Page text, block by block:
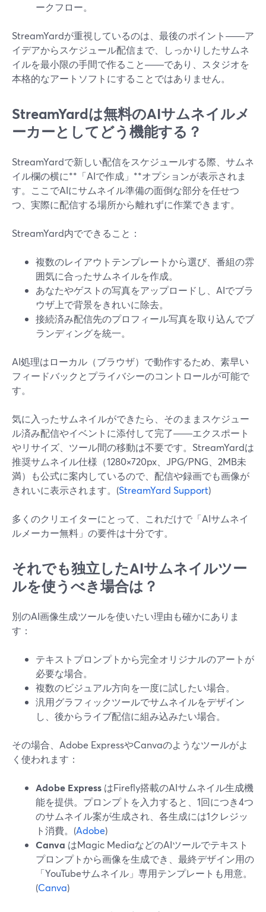
ークフロー。
StreamYardが重視しているのは、最後のポイント――ア
イデアからスケジュール配信まで、しっかりしたサムネ
イルを最小限の手間で作ること――であり、スタジオを
本格的なアートソフトにすることではありません。
StreamYardは無料のAIサムネイルメ
ーカーとしてどう機能する？
StreamYardで新しい配信をスケジュールする際、サムネ
イル欄の横に**「AIで作成」**オプションが表示されま
す。ここでAIにサムネイル準備の面倒な部分を任せつ
つ、実際に配信する場所から離れずに作業できます。
StreamYard内でできること：
複数のレイアウトテンプレートから選び、番組の雰
囲気に合ったサムネイルを作成。
あなたやゲストの写真をアップロードし、AIでブラ
ウザ上で背景をきれいに除去。
接続済み配信先のプロフィール写真を取り込んでブ
ランディングを統一。
AI処理はローカル（ブラウザ）で動作するため、素早い
フィードバックとプライバシーのコントロールが可能で
す。
気に入ったサムネイルができたら、そのままスケジュー
ル済み配信やイベントに添付して完了――エクスポート
やリサイズ、ツール間の移動は不要です。StreamYardは
推奨サムネイル仕様（1280×720px、JPG/PNG、2MB未
満）も公式に案内しているので、配信や録画でも画像が
きれいに表示されます。(StreamYard Support)
多くのクリエイターにとって、これだけで「AIサムネイ
ルメーカー無料」の要件は十分です。
それでも独立したAIサムネイルツー
ルを使うべき場合は？
別のAI画像生成ツールを使いたい理由も確かにありま
す：
テキストプロンプトから完全オリジナルのアートが
必要な場合。
複数のビジュアル方向を一度に試したい場合。
汎用グラフィックツールでサムネイルをデザイン
し、後からライブ配信に組み込みたい場合。
その場合、Adobe ExpressやCanvaのようなツールがよ
く使われます：
Adobe Express はFirefly搭載のAIサムネイル生成機
能を提供。プロンプトを入力すると、1回につき4つ
のサムネイル案が生成され、各生成には1クレジッ
ト消費。(Adobe)
Canva はMagic MediaなどのAIツールでテキスト
プロンプトから画像を生成でき、最終デザイン用の
「YouTubeサムネイル」専用テンプレートも用意。
(Canva)